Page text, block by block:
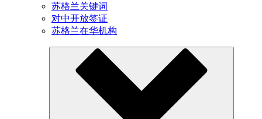
苏格兰关键词
对中开放签证
苏格兰在华机构